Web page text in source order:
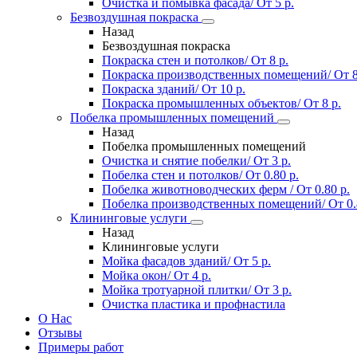
Очистка и помывка фасада/ От 5 р.
Безвоздушная покраска
Назад
Безвоздушная покраска
Покраска стен и потолков/ От 8 р.
Покраска производственных помещений/ От
Покраска зданий/ От 10 р.
Покраска промышленных объектов/ От 8 р.
Побелка промышленных помещений
Назад
Побелка промышленных помещений
Очистка и снятие побелки/ От 3 р.
Побелка стен и потолков/ От 0.80 р.
Побелка животноводческих ферм / От 0.80 р.
Побелка производственных помещений/ От
Клининговые услуги
Назад
Клининговые услуги
Мойка фасадов зданий/ От 5 р.
Мойка окон/ От 4 р.
Мойка тротуарной плитки/ От 3 р.
Очистка пластика и профнастила
О Нас
Отзывы
Примеры работ